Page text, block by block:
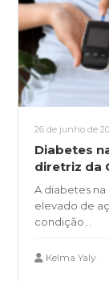
26 de junho de
Diabetes
diretriz da
A diabetes
elevado de
condição...
Kelma Yaly